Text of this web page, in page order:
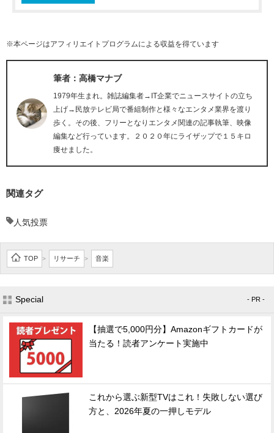
※本ページはアフィリエイトプログラムによる収益を得ています
筆者：高橋マナブ
1979年生まれ。雑誌編集者→IT企業でニュースサイトの立ち
上げ→民放テレビ局で番組制作と様々なエンタメ業界を渡り
歩く。その後、フリーとなりエンタメ関連の記事執筆、映像
編集など行っています。２０２０年にライザップで１５キロ
痩せました。
関連タグ
人気投票
TOP > リサーチ > 音楽
Special - PR -
【抽選で5,000円分】Amazonギフトカードが
当たる！読者アンケート実施中
これから選ぶ新型TVはこれ！失敗しない選び
方と、2026年夏の一押しモデル